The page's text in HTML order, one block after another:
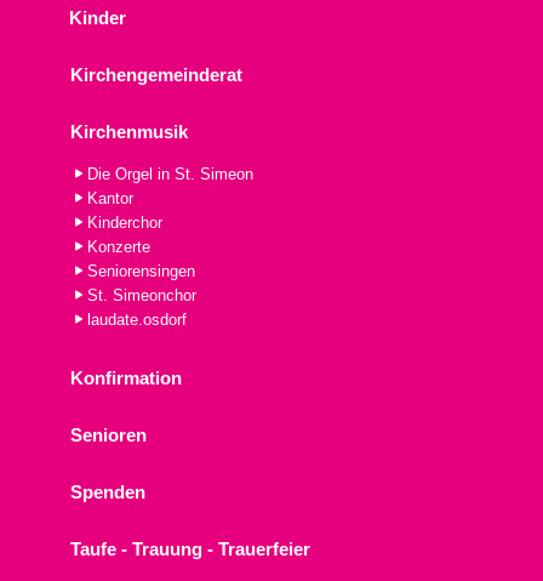
Kinder
Kirchengemeinderat
Kirchenmusik
Die Orgel in St. Simeon
Kantor
Kinderchor
Konzerte
Seniorensingen
St. Simeonchor
laudate.osdorf
Konfirmation
Senioren
Spenden
Taufe - Trauung - Trauerfeier